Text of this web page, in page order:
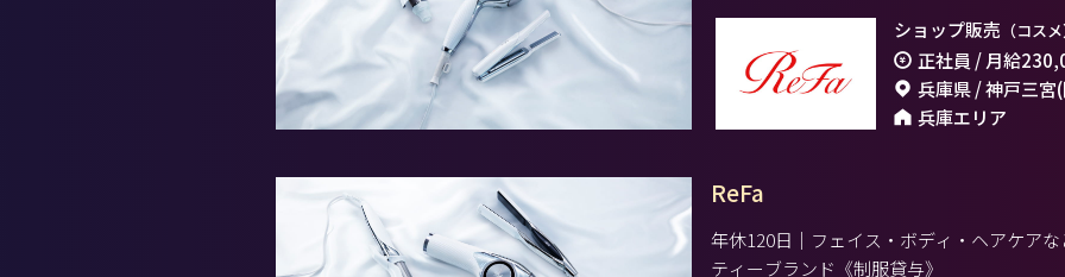
ショップ販売 （コス
正社員 / 月給
兵庫県 / 神戸三宮
兵庫エリア
ReFa
年休120日｜フェイス・ボディ・ヘアケア
ティーブランド《制服貸与》